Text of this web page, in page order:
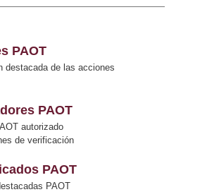
PAOT
destacada de las acciones
PAOT
autorizado
de verificación
PAOT
PAOT